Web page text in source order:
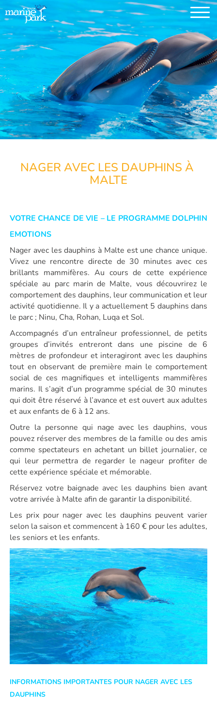
NAGER AVEC LES DAUPHINS À
MALTE
VOTRE CHANCE DE VIE – LE PROGRAMME DOLPHIN
EMOTIONS
Nager avec les dauphins à Malte est une chance unique.
Vivez une rencontre directe de 30 minutes avec ces
brillants mammifères. Au cours de cette expérience
spéciale au parc marin de Malte, vous découvrirez le
comportement des dauphins, leur communication et leur
activité quotidienne. Il y a actuellement 5 dauphins dans
le parc ; Ninu, Cha, Rohan, Luqa et Sol.
Accompagnés d’un entraîneur professionnel, de petits
groupes d’invités entreront dans une piscine de 6
mètres de profondeur et interagiront avec les dauphins
tout en observant de première main le comportement
social de ces magnifiques et intelligents mammifères
marins. Il s’agit d’un programme spécial de 30 minutes
qui doit être réservé à l’avance et est ouvert aux adultes
et aux enfants de 6 à 12 ans.
Outre la personne qui nage avec les dauphins, vous
pouvez réserver des membres de la famille ou des amis
comme spectateurs en achetant un billet journalier, ce
qui leur permettra de regarder le nageur profiter de
cette expérience spéciale et mémorable.
Réservez votre baignade avec les dauphins bien avant
votre arrivée à Malte afin de garantir la disponibilité.
Les prix pour nager avec les dauphins peuvent varier
selon la saison et commencent à 160 € pour les adultes,
les seniors et les enfants.
INFORMATIONS IMPORTANTES POUR NAGER AVEC LES
DAUPHINS